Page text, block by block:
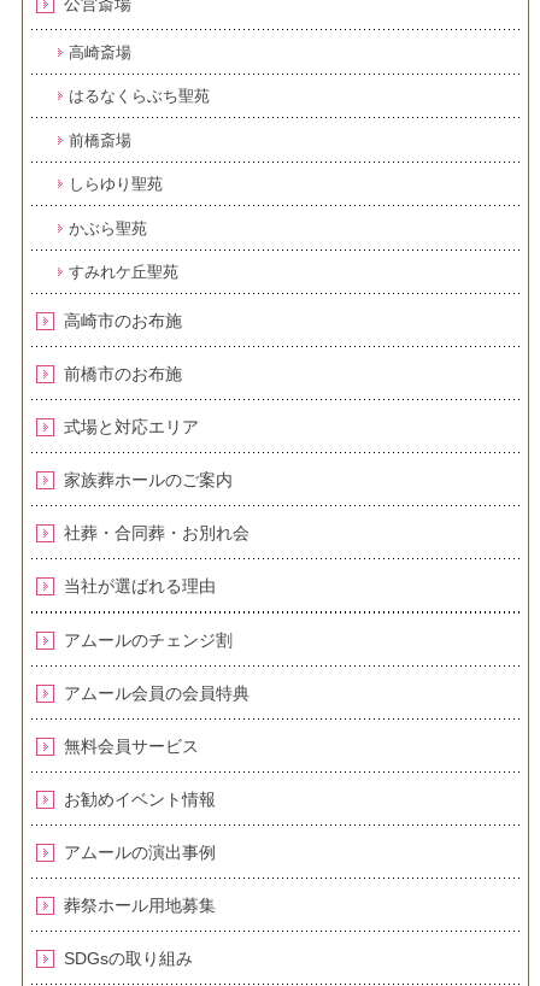
高崎斎場
はるなくらぶち聖苑
前橋斎場
しらゆり聖苑
かぶら聖苑
すみれケ丘聖苑
高崎市のお布施
前橋市のお布施
式場と対応エリア
家族葬ホールのご案内
社葬・合同葬・お別れ会
当社が選ばれる理由
アムールのチェンジ割
アムール会員の会員特典
無料会員サービス
お勧めイベント情報
アムールの演出事例
葬祭ホール用地募集
SDGsの取り組み